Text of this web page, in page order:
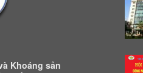
Khoáng sản